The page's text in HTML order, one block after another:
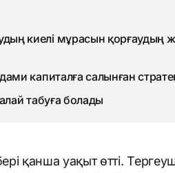
киелі мұрасын қорғаудың
капиталға салынған
табуға болады
қанша уақыт өтті.